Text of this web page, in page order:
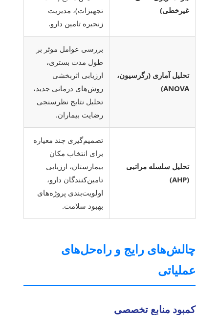
غیرخطی)
تجهیزات)، مدیریت
زنجیره تامین دارو.
تحلیل آماری (رگرسیون،
ANOVA)
بررسی عوامل موثر بر
طول مدت بستری،
ارزیابی اثربخشی
روش‌های درمانی جدید،
تحلیل نتایج نظرسنجی
رضایت بیماران.
تحلیل سلسله مراتبی
(AHP)
تصمیم‌گیری چند معیاره
برای انتخاب مکان
بیمارستان، ارزیابی
تامین‌کنندگان دارو،
اولویت‌بندی پروژه‌های
بهبود سلامت.
چالش‌های رایج و راه‌حل‌های
عملیاتی
کمبود منابع تخصصی